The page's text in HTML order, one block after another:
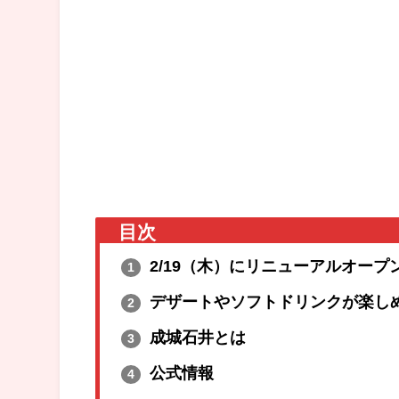
目次
1 2/19（木）にリニューアルオープ
2 デザートやソフトドリンクが楽し
3 成城石井とは
4 公式情報